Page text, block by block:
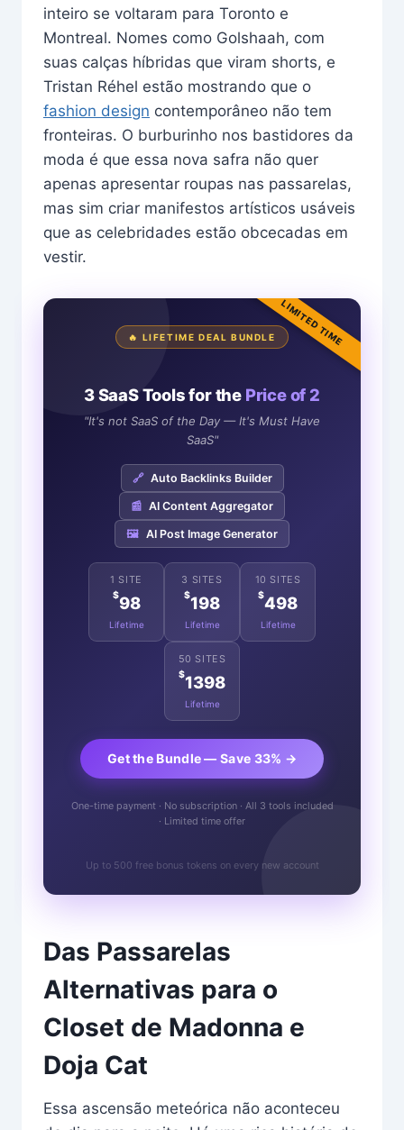
inteiro se voltaram para Toronto e
Montreal. Nomes como Golshaah, com
suas calças híbridas que viram shorts, e
Tristan Réhel estão mostrando que o
fashion design contemporâneo não tem
fronteiras. O burburinho nos bastidores da
moda é que essa nova safra não quer
apenas apresentar roupas nas passarelas,
mas sim criar manifestos artísticos usáveis
que as celebridades estão obcecadas em
vestir.
LIMITED TIME
🔥 LIFETIME DEAL BUNDLE
3 SaaS Tools for the Price of 2
"It's not SaaS of the Day — It's Must Have
SaaS"
🔗 Auto Backlinks Builder
📰 AI Content Aggregator
🖼️ AI Post Image Generator
1 SITE
$98
Lifetime
3 SITES
$198
Lifetime
10 SITES
$498
Lifetime
50 SITES
$1398
Lifetime
Get the Bundle — Save 33% →
One-time payment · No subscription · All 3 tools included
· Limited time offer
Up to 500 free bonus tokens on every new account
Das Passarelas
Alternativas para o
Closet de Madonna e
Doja Cat
Essa ascensão meteórica não aconteceu